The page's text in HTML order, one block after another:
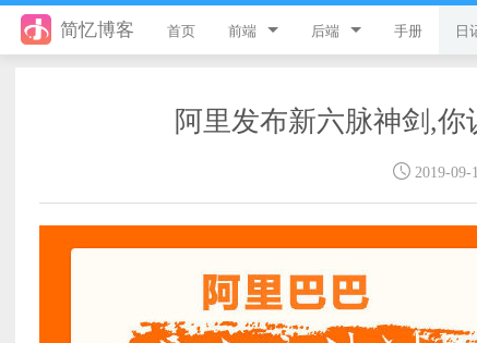
简忆博客 首页 前端
JavaScript
Flutter
Vue
uni-app
后端
ThinkPHP8
ThinkPHP5
ThinkPHP
Laravel
手册 日
阿里发布新六脉神剑,你
2019-09-